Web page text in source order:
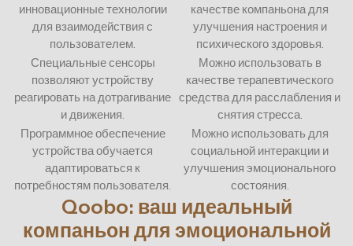
инновационные технологии
для взаимодействия с
пользователем.
качестве компаньона для
улучшения настроения и
психического здоровья.
Специальные сенсоры
позволяют устройству
реагировать на дотрагивание
и движения.
Можно использовать в
качестве терапевтического
средства для расслабления и
снятия стресса.
Программное обеспечение
устройства обучается
адаптироваться к
потребностям пользователя.
Можно использовать для
социальной интеракции и
улучшения эмоционального
состояния.
Qoobo: ваш идеальный
компаньон для эмоциональной